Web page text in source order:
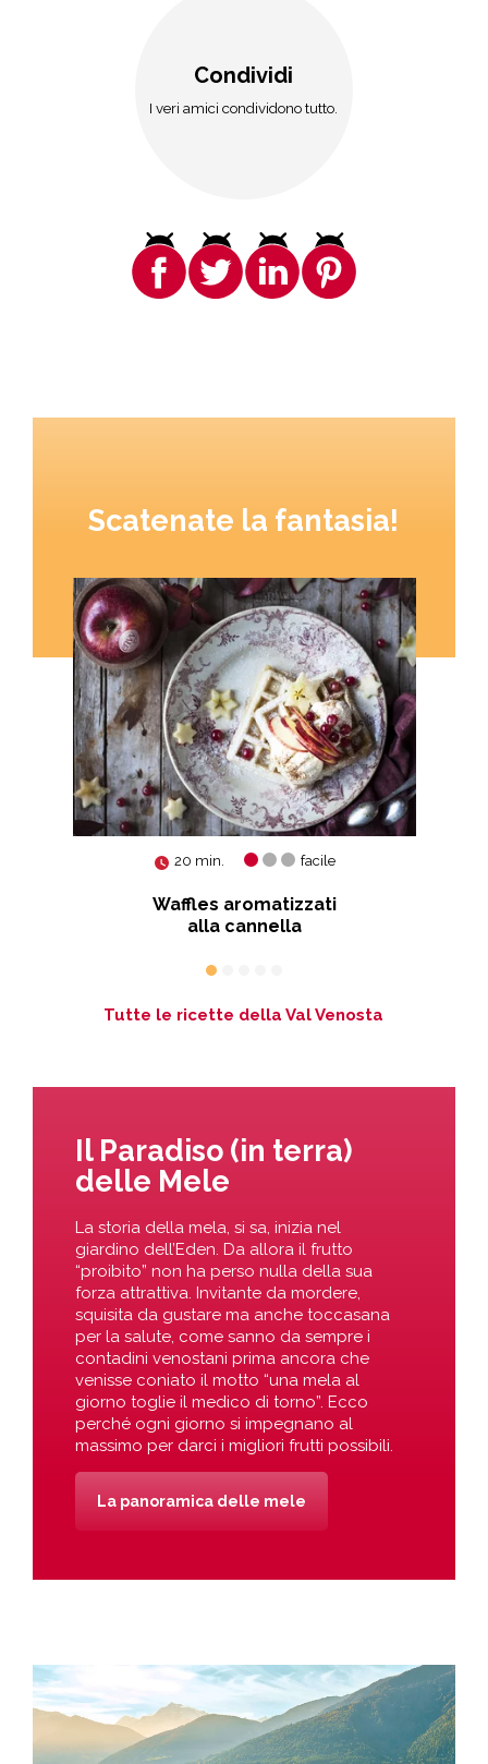
Condividi
I veri amici condividono tutto.
Scatenate la fantasia!
20 min. facile
Waffles aromatizzati
alla cannella
Tutte le ricette della Val Venosta
Il Paradiso (in terra)
delle Mele
La storia della mela, si sa, inizia nel
giardino dell’Eden. Da allora il frutto
“proibito” non ha perso nulla della sua
forza attrattiva. Invitante da mordere,
squisita da gustare ma anche toccasana
per la salute, come sanno da sempre i
contadini venostani prima ancora che
venisse coniato il motto “una mela al
giorno toglie il medico di torno”. Ecco
perché ogni giorno si impegnano al
massimo per darci i migliori frutti possibili.
La panoramica delle mele